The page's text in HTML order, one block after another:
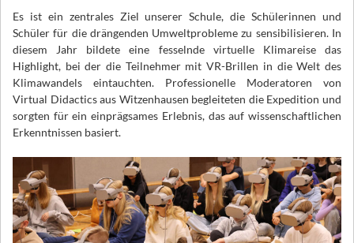
Es ist ein zentrales Ziel unserer Schule, die Schülerinnen und
Schüler für die drängenden Umweltprobleme zu sensibilisieren. In
diesem Jahr bildete eine fesselnde virtuelle Klimareise das
Highlight, bei der die Teilnehmer mit VR-Brillen in die Welt des
Klimawandels eintauchten. Professionelle Moderatoren von
Virtual Didactics aus Witzenhausen begleiteten die Expedition und
sorgten für ein einprägsames Erlebnis, das auf wissenschaftlichen
Erkenntnissen basiert.